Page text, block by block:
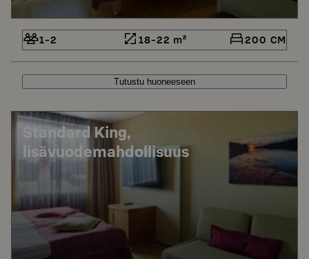
1-2 18-22 m² 200 CM
Tutustu huoneeseen
Standard King,
lisävuodemahdollisuus